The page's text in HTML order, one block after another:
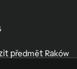
předmět Raków